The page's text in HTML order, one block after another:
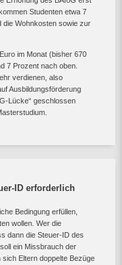
Studenten etwa 7
die Wohnkosten sowie zur
im Monat (bisher 670
7 Prozent nach oben.
verdienen, also
Ausbildungsförderung
Lücke“ geschlossen
ID erforderlich
Bedingung erfüllen,
wollen. Wer die
dann die Steuer-ID des
ein Missbrauch der
Eltern doppelte Bezüge